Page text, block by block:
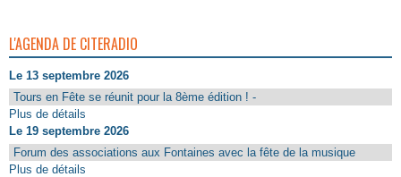
L'AGENDA DE CITERADIO
Le 13 septembre 2026
Tours en Fête se réunit pour la 8ème édition ! -
Plus de détails
Le 19 septembre 2026
Forum des associations aux Fontaines avec la fête de la musique
Plus de détails